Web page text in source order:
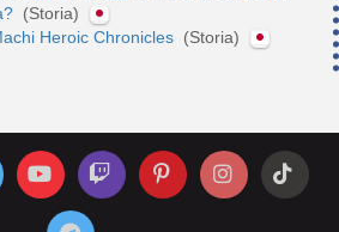
(Storia)
Heroic Chronicles (Storia)